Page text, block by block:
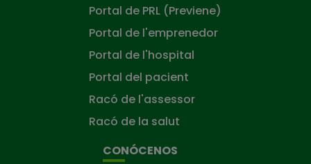
Portal de PRL (Previene)
Portal de l'emprenedor
Portal de l'hospital
Portal del pacient
Racó de l'assessor
Racó de la salut
CONÓCENOS